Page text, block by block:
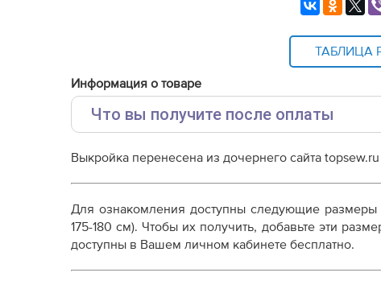
ТАБЛИЦА
Информация о товаре
Что вы получите после оплаты
Выкройка PDF для печати на принтере A4 или
от выбора формата
Дополнительные файлы:
Справочник - виды швов
Терминология машинных работ
Выкройка перенесена из дочернего сайта
Для ознакомления доступны следующие размеры
175-180 см). Чтобы их получить, добавьте эти
доступны в Вашем личном кабинете бесплатно.